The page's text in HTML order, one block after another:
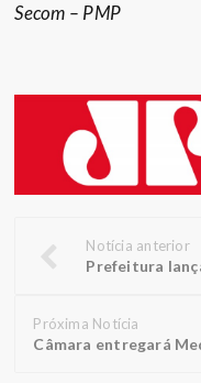
Secom – PMP
Notícia anterior
Prefeitura
Próxima Notícia